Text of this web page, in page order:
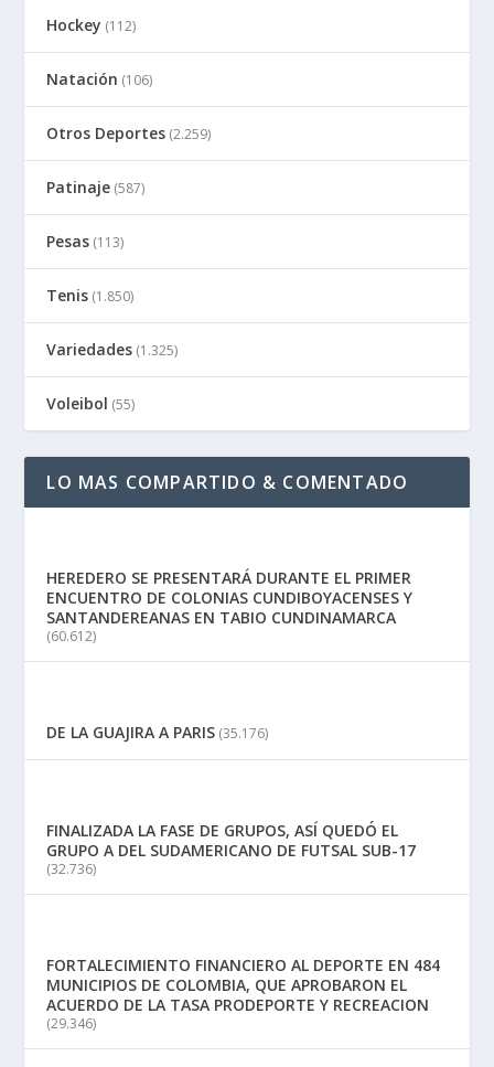
Hockey (112)
Natación (106)
Otros Deportes (2.259)
Patinaje (587)
Pesas (113)
Tenis (1.850)
Variedades (1.325)
Voleibol (55)
LO MAS COMPARTIDO & COMENTADO
HEREDERO SE PRESENTARÁ DURANTE EL PRIMER
ENCUENTRO DE COLONIAS CUNDIBOYACENSES Y
SANTANDEREANAS EN TABIO CUNDINAMARCA
(60.612)
DE LA GUAJIRA A PARIS (35.176)
FINALIZADA LA FASE DE GRUPOS, ASÍ QUEDÓ EL
GRUPO A DEL SUDAMERICANO DE FUTSAL SUB-17
(32.736)
FORTALECIMIENTO FINANCIERO AL DEPORTE EN 484
MUNICIPIOS DE COLOMBIA, QUE APROBARON EL
ACUERDO DE LA TASA PRODEPORTE Y RECREACION
(29.346)